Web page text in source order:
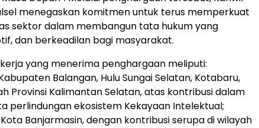
menegaskan komitmen untuk terus memperkuat
sektor dalam membangun tata hukum yang
dan berkeadilan bagi masyarakat.
yang menerima penghargaan meliputi:
Balangan, Hulu Sungai Selatan, Kotabaru,
Provinsi Kalimantan Selatan, atas kontribusi dalam
perlindungan ekosistem Kekayaan Intelektual;
Banjarmasin, dengan kontribusi serupa di wilayah